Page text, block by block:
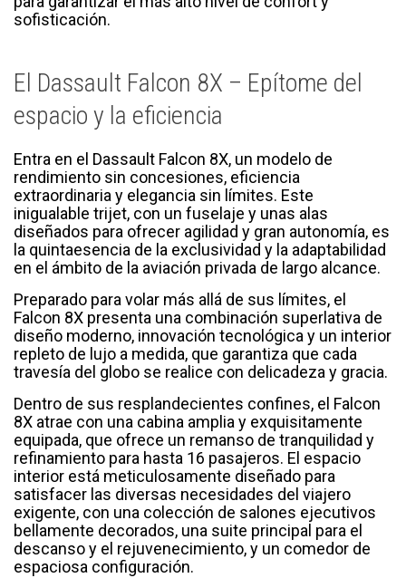
sofisticación.
El Dassault Falcon 8X – Epítome del
espacio y la eficiencia
Entra en el Dassault Falcon 8X, un modelo de
rendimiento sin concesiones, eficiencia
extraordinaria y elegancia sin límites. Este
inigualable trijet, con un fuselaje y unas alas
diseñados para ofrecer agilidad y gran autonomía, es
la quintaesencia de la exclusividad y la adaptabilidad
en el ámbito de la aviación privada de largo alcance.
Preparado para volar más allá de sus límites, el
Falcon 8X presenta una combinación superlativa de
diseño moderno, innovación tecnológica y un interior
repleto de lujo a medida, que garantiza que cada
travesía del globo se realice con delicadeza y gracia.
Dentro de sus resplandecientes confines, el Falcon
8X atrae con una cabina amplia y exquisitamente
equipada, que ofrece un remanso de tranquilidad y
refinamiento para hasta 16 pasajeros. El espacio
interior está meticulosamente diseñado para
satisfacer las diversas necesidades del viajero
exigente, con una colección de salones ejecutivos
bellamente decorados, una suite principal para el
descanso y el rejuvenecimiento, y un comedor de
espaciosa configuración.